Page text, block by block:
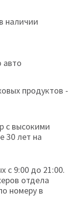
наличии
авто
продуктов -
с высокими
30 лет на
с 9:00 до 21:00.
отдела
номеру в